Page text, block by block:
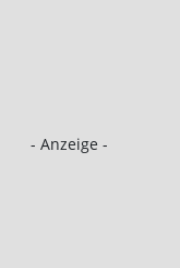
- Anzeige -